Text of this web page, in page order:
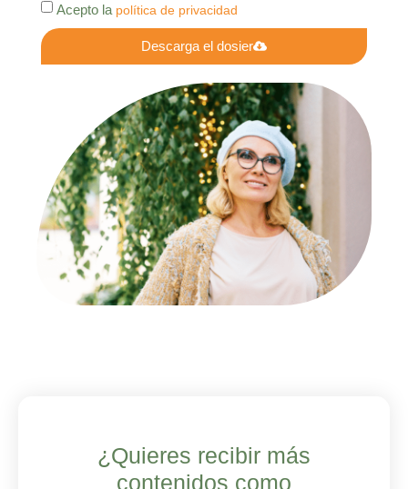
Acepto la política de privacidad
Descarga el dosier
¿Quieres recibir más
contenidos como